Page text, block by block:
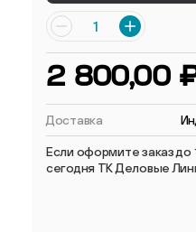
2 800,00
Доставка
Если оформите заказ до
сегодня ТК Деловые
опоры